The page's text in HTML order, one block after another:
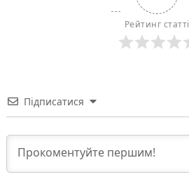
Рейтинг статті
Підписатися